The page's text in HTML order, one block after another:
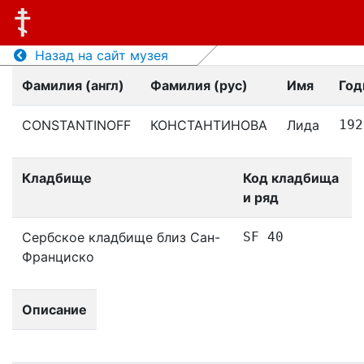
Назад на сайт музея
Фамилия (англ)
Фамилия (рус) Имя
CONSTANTINOFF КОНСТАНТИНОВА Лида
Кладбище
Код кладбища
и ряд
Сербское кладбище близ Сан-
Франциско
SF 40
Описание